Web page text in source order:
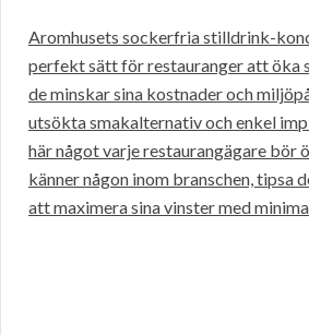
Aromhusets sockerfria stilldrink-
perfekt sätt för restauranger att öka
de minskar sina kostnader och
utsökta smakalternativ och enkel
här något varje restaurangägare bör
känner någon inom branschen, tipsa
att maximera sina vinster med